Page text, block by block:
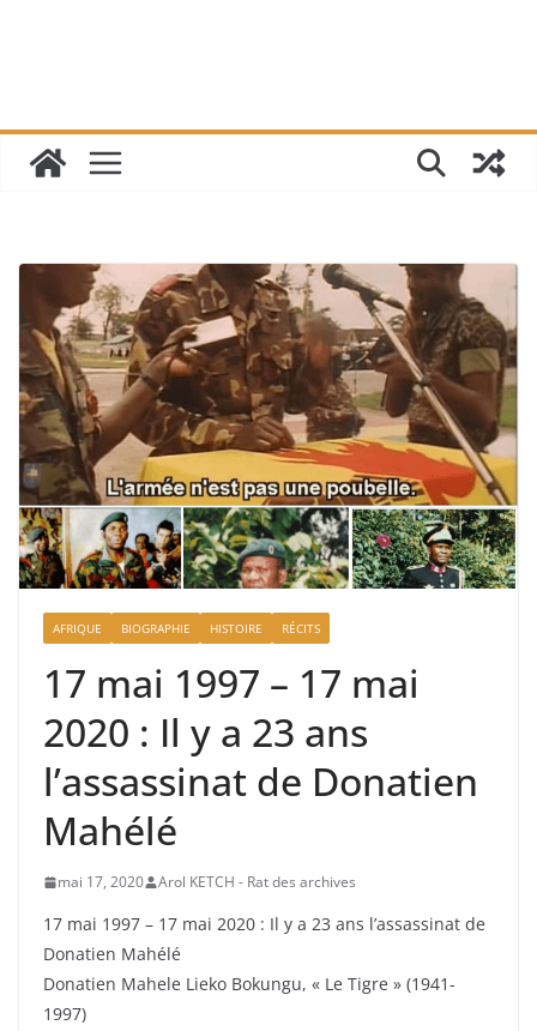
AFRIQUE BIOGRAPHIE HISTOIRE RÉCITS
17 mai 1997 – 17 mai
2020 : Il y a 23 ans
l’assassinat de Donatien
Mahélé
mai 17, 2020 Arol KETCH - Rat des archives
17 mai 1997 – 17 mai 2020 : Il y a 23 ans l’assassinat de
Donatien Mahélé
Donatien Mahele Lieko Bokungu, « Le Tigre » (1941-
1997)